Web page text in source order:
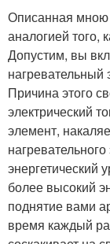
Описанная мною
аналогией того,
Допустим, вы
нагревательный
Причина этого
электрический
элемент,
энергетический
более высокий
поднятие вами
время каждый